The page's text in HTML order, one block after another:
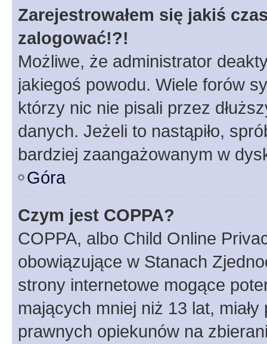
Zarejestrowałem się jakiś
zalogować!?!
Możliwe, że administrator
jakiegoś powodu. Wiele forów
którzy nic nie pisali przez
danych. Jeżeli to nastąpiło,
bardziej zaangażowanym w
Góra
Czym jest COPPA?
COPPA, albo Child Online
obowiązujące w Stanach
strony internetowe mogące
mających mniej niż 13 lat,
prawnych opiekunów na